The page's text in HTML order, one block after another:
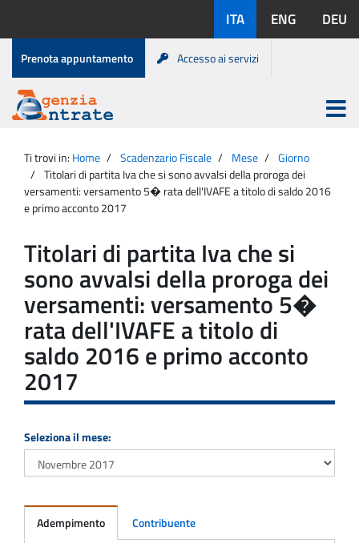
contenuto
disponibili:
ITA ENG DEU
Menu
di
servizio
Prenota appuntamento Accesso ai servizi
Agenzia
Entrate
Apri
menu
principale
Ti trovi in: Home Scadenzario Fiscale Mese
Giorno
Titolari di partita Iva che si sono avvalsi della proroga dei
versamenti: versamento 5� rata dell'IVAFE a titolo di saldo 2016
e primo acconto 2017
Titolari di partita Iva che si
sono avvalsi della proroga dei
versamenti: versamento 5�
rata dell'IVAFE a titolo di
saldo 2016 e primo acconto
2017
Seleziona il mese:
Adempimento Contribuente